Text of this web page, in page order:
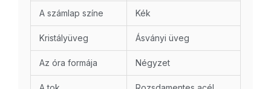
A számlap színe Kék
Kristályüveg Ásványi üveg
Az óra formája Négyzet